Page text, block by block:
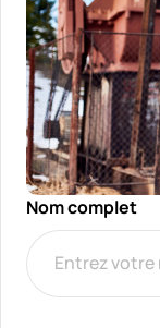
Nom complet